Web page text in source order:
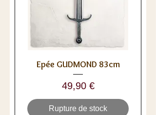
Epée GUDMOND 83cm
Prix
49,90 €
Rupture de stock